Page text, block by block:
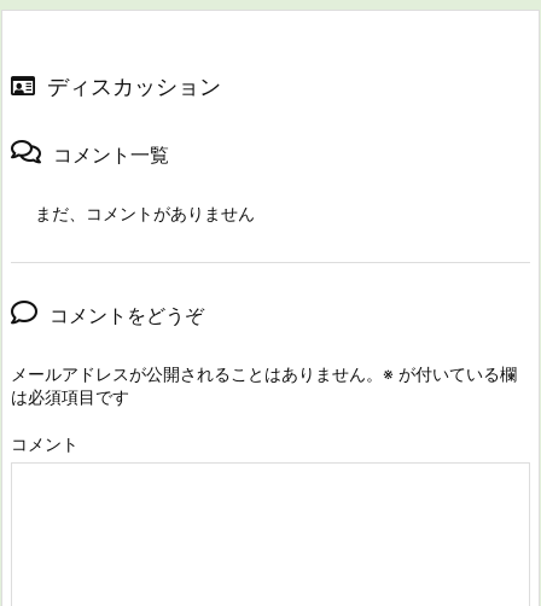
ディスカッション
コメント一覧
まだ、コメントがありません
コメントをどうぞ
メールアドレスが公開されることはありません。 ※ が付いている欄
は必須項目です
コメント